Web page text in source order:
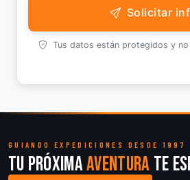
Solicitar
Tus datos están protegidos y
GUIANDO EXPEDICIONES DESDE 1997
Tu próximaaventura te